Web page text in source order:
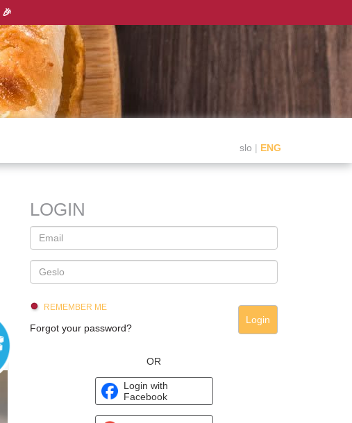
🎉
slo | ENG
LOGIN
REMEMBER ME
Forgot your password?
Login
OR
Login with
Facebook